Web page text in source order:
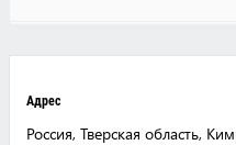
Адрес
Россия, Тверская область,